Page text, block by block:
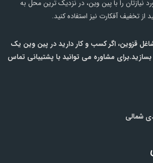
را با پین وین، در نزدیک ترین محل به
از تخفیف آفکارت نیز استفاده کنید.
قزوین، اگر کسب و کار دارید در پین وین یک
مشاوره می توانید با پشتیبانی تماس
شمالی